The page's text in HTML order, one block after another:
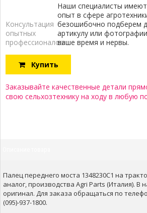
Консультация
опытных
профессионалов:
Наши специалисты
опыт в сфере
безошибочно подберем
артикулу или
ваше время и нервы.
Купить
Заказывайте качественные детали
свою сельхозтехнику на ходу в любую
Палец переднего моста 1348230C1 на
аналог, производства Agri Parts (Италия). В
оригинал. Для заказа обращаться по
(095)-937-1800.